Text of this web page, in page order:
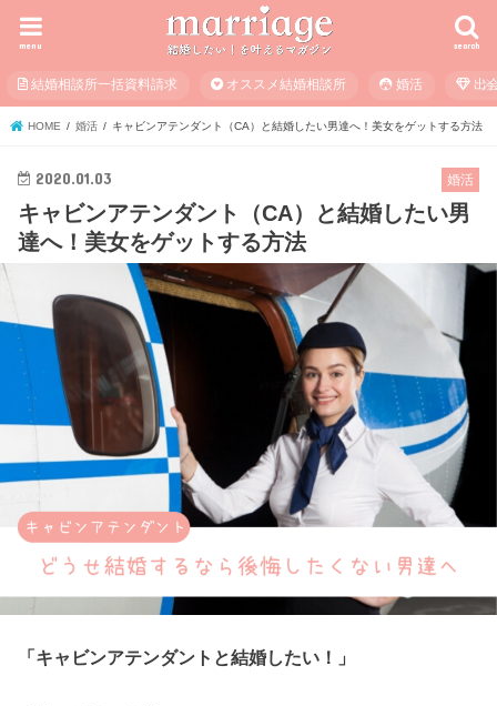
search
menu
結婚相談所一括資料請求 オススメ結婚相談所 婚活 出
HOME 婚活 キャビンアテンダント（CA）と結婚したい男達へ！美女をゲットする方法
婚活
2020.01.03
キャビンアテンダント（CA）と結婚したい男
達へ！美女をゲットする方法
「キャビンアテンダントと結婚したい！」